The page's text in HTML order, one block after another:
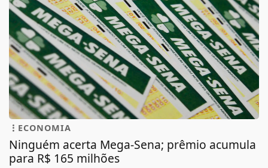
ECONOMIA
Ninguém acerta Mega-Sena; prêmio acumula
para R$ 165 milhões